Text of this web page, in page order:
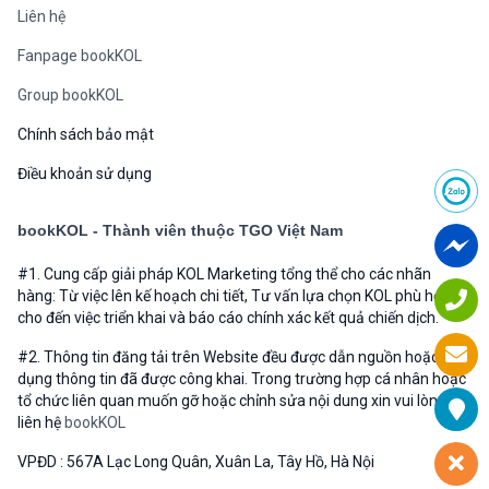
Liên hệ
Fanpage bookKOL
Group bookKOL
Chính sách bảo mật
Điều khoản sử dụng
bookKOL - Thành viên thuộc TGO Việt Nam
#1. Cung cấp giải pháp KOL Marketing tổng thể cho các nhãn
hàng: Từ việc lên kế hoạch chi tiết, Tư vấn lựa chọn KOL phù hợp
cho đến việc triển khai và báo cáo chính xác kết quả chiến dịch.
#2. Thông tin đăng tải trên Website đều được dẫn nguồn hoặc sử
dụng thông tin đã được công khai. Trong trường hợp cá nhân hoặc
tổ chức liên quan muốn gỡ hoặc chỉnh sửa nội dung xin vui lòng
liên hệ bookKOL
VPĐD : 567A Lạc Long Quân, Xuân La, Tây Hồ, Hà Nội